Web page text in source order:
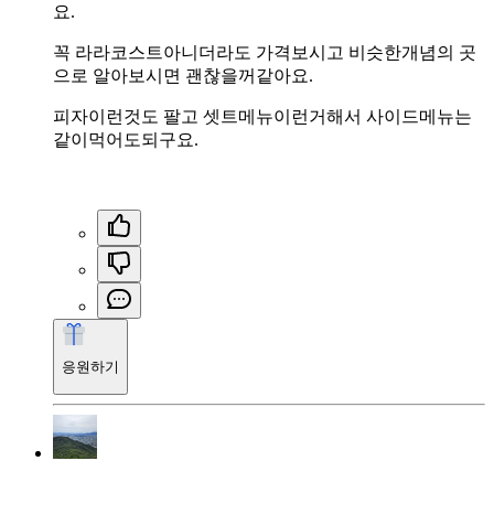
요.
꼭 라라코스트아니더라도 가격보시고 비슷한개념의 곳
으로 알아보시면 괜찮을꺼같아요.
피자이런것도 팔고 셋트메뉴이런거해서 사이드메뉴는
같이먹어도되구요.
응원하기